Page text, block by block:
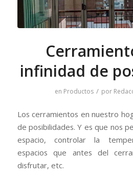
infinidad de
en Productos / por
Los cerramientos en nuestro
de posibilidades. Y es que nos
espacio, controlar la
espacios que antes del
disfrutar, etc.